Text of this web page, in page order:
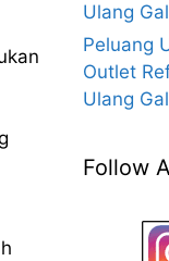
Ulang
Peluang
Outlet
Ulang
Follow